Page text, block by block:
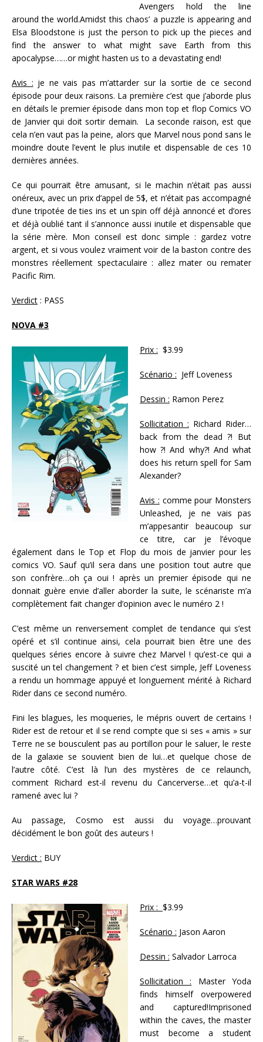
Avengers hold the line
around the world.Amidst this chaos’ a puzzle is appearing and
Elsa Bloodstone is just the person to pick up the pieces and
find the answer to what might save Earth from this
apocalypse……or might hasten us to a devastating end!
Avis : je ne vais pas m’attarder sur la sortie de ce second
épisode pour deux raisons. La première c’est que j’aborde plus
en détails le premier épisode dans mon top et flop Comics VO
de Janvier qui doit sortir demain. La seconde raison, est que
cela n’en vaut pas la peine, alors que Marvel nous pond sans le
moindre doute l’event le plus inutile et dispensable de ces 10
dernières années.
Ce qui pourrait être amusant, si le machin n’était pas aussi
onéreux, avec un prix d’appel de 5$, et n’était pas accompagné
d’une tripotée de ties ins et un spin off déjà annoncé et d’ores
et déjà oublié tant il s’annonce aussi inutile et dispensable que
la série mère. Mon conseil est donc simple : gardez votre
argent, et si vous voulez vraiment voir de la baston contre des
monstres réellement spectaculaire : allez mater ou remater
Pacific Rim.
Verdict : PASS
NOVA #3
Prix : $3.99
Scénario : Jeff Loveness
Dessin : Ramon Perez
Sollicitation : Richard Rider…
back from the dead ?! But
how ?! And why?! And what
does his return spell for Sam
Alexander?
Avis : comme pour Monsters
Unleashed, je ne vais pas
m’appesantir beaucoup sur
ce titre, car je l’évoque
également dans le Top et Flop du mois de janvier pour les
comics VO. Sauf qu’il sera dans une position tout autre que
son confrère…oh ça oui ! après un premier épisode qui ne
donnait guère envie d’aller aborder la suite, le scénariste m’a
complètement fait changer d’opinion avec le numéro 2 !
C’est même un renversement complet de tendance qui s’est
opéré et s’il continue ainsi, cela pourrait bien être une des
quelques séries encore à suivre chez Marvel ! qu’est-ce qui a
suscité un tel changement ? et bien c’est simple, Jeff Loveness
a rendu un hommage appuyé et longuement mérité à Richard
Rider dans ce second numéro.
Fini les blagues, les moqueries, le mépris ouvert de certains !
Rider est de retour et il se rend compte que si ses « amis » sur
Terre ne se bousculent pas au portillon pour le saluer, le reste
de la galaxie se souvient bien de lui…et quelque chose de
l’autre côté. C’est là l’un des mystères de ce relaunch,
comment Richard est-il revenu du Cancerverse…et qu’a-t-il
ramené avec lui ?
Au passage, Cosmo est aussi du voyage…prouvant
décidément le bon goût des auteurs !
Verdict : BUY
STAR WARS #28
Prix : $3.99
Scénario : Jason Aaron
Dessin : Salvador Larroca
Sollicitation : Master Yoda
finds himself overpowered
and captured!Imprisoned
within the caves, the master
must become a student